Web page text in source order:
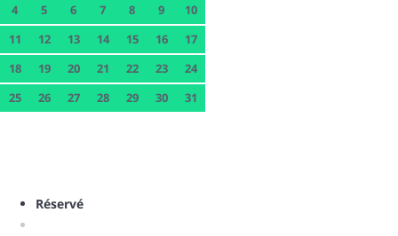
4
5 6 7 8 9
10
11
12 13 14 15 16
17
18
19 20 21 22 23
24
25
26 27 28 29 30 31
Réservé